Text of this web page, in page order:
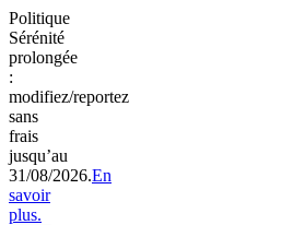
Politique
Sérénité
prolongée
:
modifiez/reportez
sans
frais
jusqu’au
31/08/2026.En
savoir
plus.